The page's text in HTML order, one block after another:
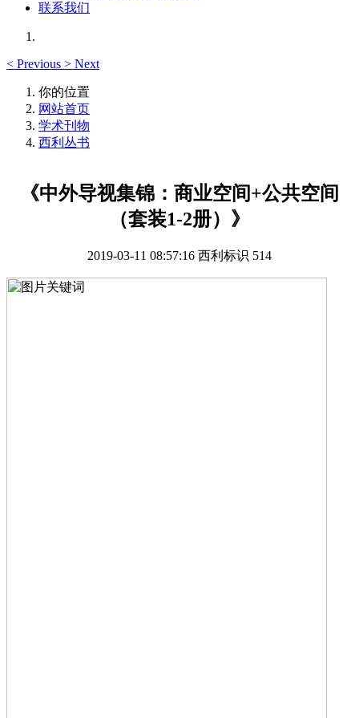
联系我们
< Previous > Next
你的位置
网站首页
学术刊物
西利丛书
《中外导视集锦：商业空间+公共空间
（套装1-2册）》
2019-03-11 08:57:16 西利标识 514